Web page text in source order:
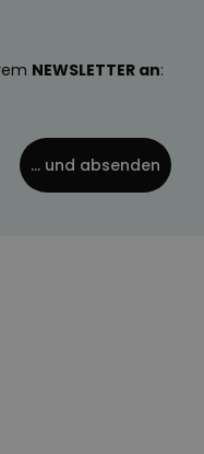
NEWSLETTER an:
... und absenden